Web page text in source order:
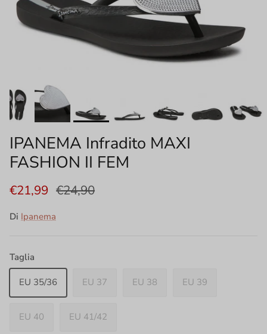
IPANEMA Infradito MAXI
FASHION II FEM
€21,99 €24,90
Di Ipanema
Taglia
EU 35/36 EU 37 EU 38 EU 39
EU 40 EU 41/42